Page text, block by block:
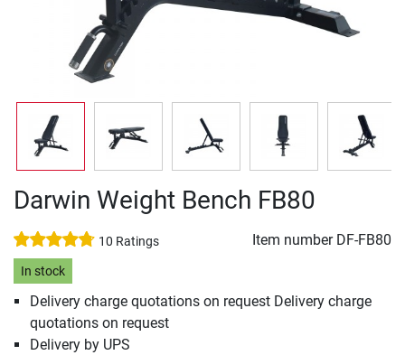
Darwin Weight Bench FB80
10 Ratings Item number DF-FB80
In stock
Delivery charge quotations on request Delivery charge
quotations on request
Delivery by UPS